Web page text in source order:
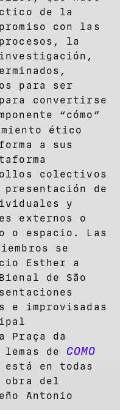
de la
con las
la
para ser
convertirse
“cómo”
ético
a sus
colectivos
de
y
externos o
o espacio. Las
se
Esther a
de São
e improvisadas
Praça da
de COMO
en todas
obra del
Antonio